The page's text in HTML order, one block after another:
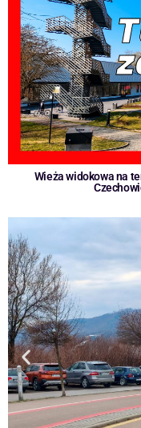
Wieża widokowa na